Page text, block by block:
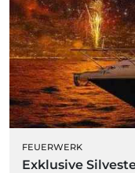
FEUERWERK
Exklusive